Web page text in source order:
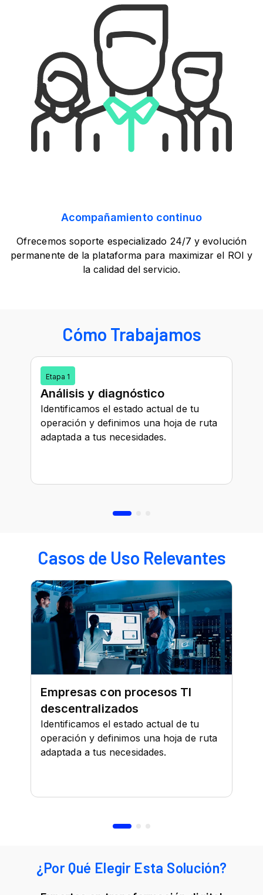
Acompañamiento continuo
Ofrecemos soporte especializado 24/7 y evolución
permanente de la plataforma para maximizar el ROI y
la calidad del servicio.
Cómo Trabajamos
Casos de Uso Relevantes
¿Por Qué Elegir Esta Solución?